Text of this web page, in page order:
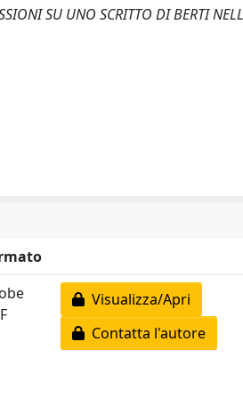
SU UNO SCRITTO DI BERTI
Visualizza/Apri
Contatta l'autore